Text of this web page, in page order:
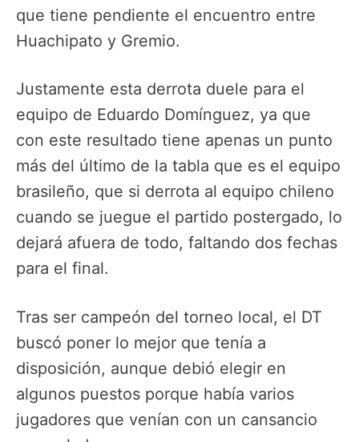
que tiene pendiente el encuentro entre
Huachipato y Gremio.
Justamente esta derrota duele para el
equipo de Eduardo Domínguez, ya que
con este resultado tiene apenas un punto
más del último de la tabla que es el equipo
brasileño, que si derrota al equipo chileno
cuando se juegue el partido postergado, lo
dejará afuera de todo, faltando dos fechas
para el final.
Tras ser campeón del torneo local, el DT
buscó poner lo mejor que tenía a
disposición, aunque debió elegir en
algunos puestos porque había varios
jugadores que venían con un cansancio